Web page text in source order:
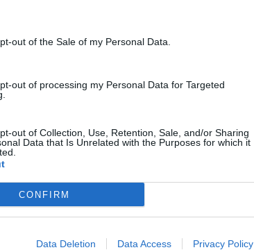
out of the Sale of my Personal Data.
out of processing my Personal Data for Targeted
out of Collection, Use, Retention, Sale, and/or Sharing
Data that Is Unrelated with the Purposes for which it
CONFIRM
Data Deletion Data Access Privacy Policy